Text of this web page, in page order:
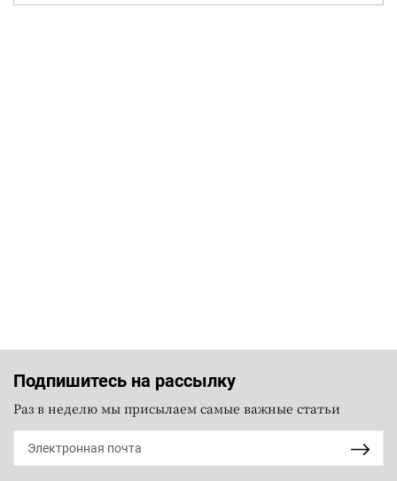
Подпишитесь на рассылку
Раз в неделю мы присылаем самые важные статьи